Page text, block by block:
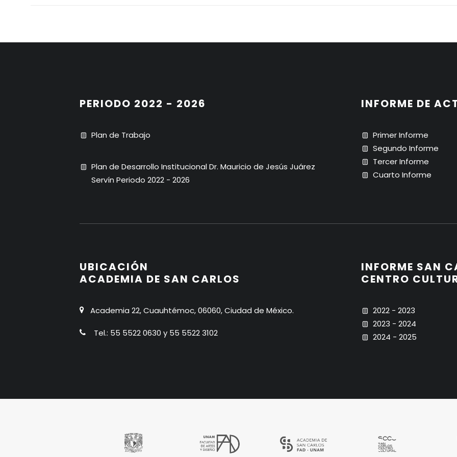
PERIODO 2022 - 2026
Plan de Trabajo
Plan de Desarrollo Institucional Dr. Mauricio de Jesús Juárez
Servín Periodo 2022 - 2026
INFORME DE
Primer Informe
Segundo Informe
Tercer Informe
Cuarto Informe
UBICACIÓN
ACADEMIA DE SAN CARLOS
Academia 22, Cuauhtémoc, 06060, Ciudad de México.
Tel.: 55 5522 0630 y 55 5522 3102
INFORME SAN
CENTRO
2022 - 2023
2023 - 2024
2024 - 2025